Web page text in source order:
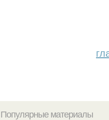
Популярные материалы